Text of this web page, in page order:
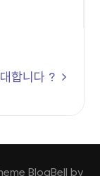
합니다 ?
BlogBell by